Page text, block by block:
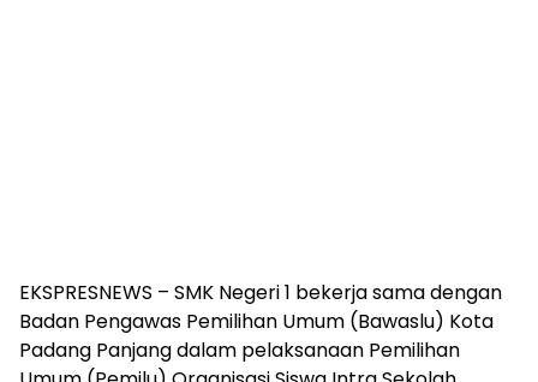
EKSPRESNEWS – SMK Negeri 1 bekerja sama dengan
Badan Pengawas Pemilihan Umum (Bawaslu) Kota
Padang Panjang dalam pelaksanaan Pemilihan